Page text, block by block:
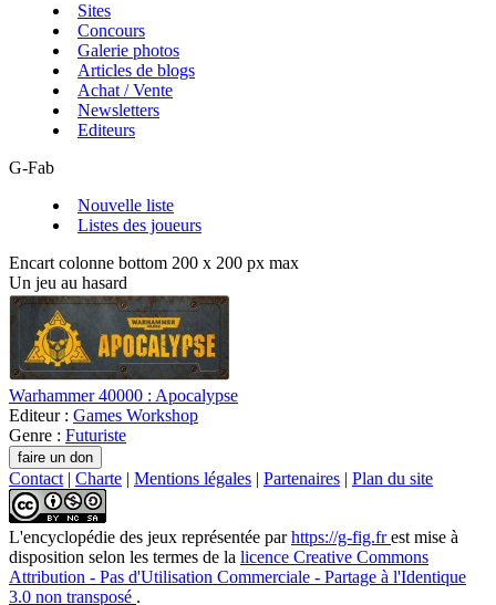
Sites
Concours
Galerie photos
Articles de blogs
Achat / Vente
Newsletters
Editeurs
G-Fab
Nouvelle liste
Listes des joueurs
Encart colonne bottom 200 x 200 px max
Un jeu au hasard
Warhammer 40000 : Apocalypse
Editeur : Games Workshop
Genre : Futuriste
Contact | Charte | Mentions légales | Partenaires | Plan du site
L'encyclopédie des jeux représentée parhttps://g-fig.frest mise à
disposition selon les termes de la licence Creative Commons
Attribution - Pas d'Utilisation Commerciale - Partage à l'Identique
3.0 non transposé .